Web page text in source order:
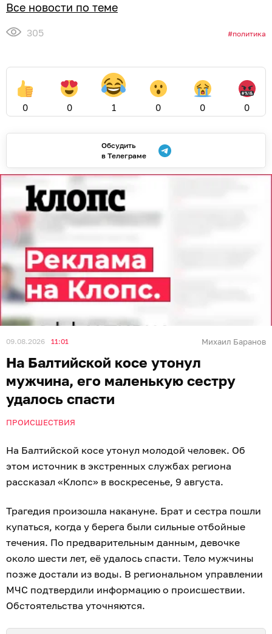
Все новости по теме
305 политика
0 0 1 0 0 0
Обсудить
в Телеграме
09.08.2026 11:01 Михаил Баранов
На Балтийской косе утонул
мужчина, его маленькую сестру
удалось спасти
ПРОИСШЕСТВИЯ
На Балтийской косе утонул молодой человек. Об
этом источник в экстренных службах региона
рассказал «Клопс» в воскресенье, 9 августа.
Трагедия произошла накануне. Брат и сестра пошли
купаться, когда у берега были сильные отбойные
течения. По предварительным данным, девочке
около шести лет, её удалось спасти. Тело мужчины
позже достали из воды. В региональном управлении
МЧС подтвердили информацию о происшествии.
Обстоятельства уточняются.